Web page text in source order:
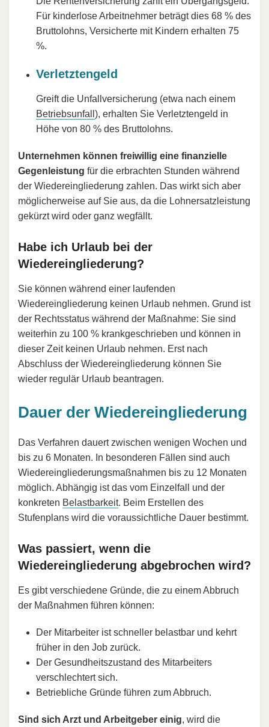
Für kinderlose Arbeitnehmer beträgt dies 68 % des
Bruttolohns, Versicherte mit Kindern erhalten 75
%.
Verletztengeld
Greift die Unfallversicherung (etwa nach einem
Betriebsunfall ), erhalten Sie Verletztengeld in
Höhe von 80 % des Bruttolohns.
Unternehmen können freiwillig eine finanzielle
Gegenleistung für die erbrachten Stunden während
der Wiedereingliederung zahlen. Das wirkt sich aber
möglicherweise auf Sie aus, da die Lohnersatzleistung
gekürzt wird oder ganz wegfällt.
Habe ich Urlaub bei der
Wiedereingliederung?
Sie können während einer laufenden
Wiedereingliederung keinen Urlaub nehmen. Grund ist
der Rechtsstatus während der Maßnahme: Sie sind
weiterhin zu 100 % krankgeschrieben und können in
dieser Zeit keinen Urlaub nehmen. Erst nach
Abschluss der Wiedereingliederung können Sie
wieder regulär Urlaub beantragen.
Dauer der Wiedereingliederung
Das Verfahren dauert zwischen wenigen Wochen und
bis zu 6 Monaten. In besonderen Fällen sind auch
Wiedereingliederungsmaßnahmen bis zu 12 Monaten
möglich. Abhängig ist das vom Einzelfall und der
konkreten Belastbarkeit. Beim Erstellen des
Stufenplans wird die voraussichtliche Dauer bestimmt.
Was passiert, wenn die
Wiedereingliederung abgebrochen wird?
Es gibt verschiedene Gründe, die zu einem Abbruch
der Maßnahmen führen können:
Der Mitarbeiter ist schneller belastbar und kehrt
früher in den Job zurück.
Der Gesundheitszustand des Mitarbeiters
verschlechtert sich.
Betriebliche Gründe führen zum Abbruch.
Sind sich Arzt und Arbeitgeber einig, wird die